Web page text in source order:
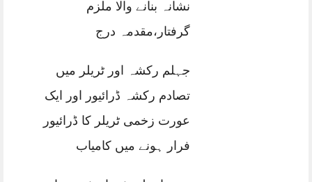
نشانہ بنانے والا ملزم
گرفتار،مقدمہ درج
جہلم رکشہ اور ٹریلر میں
تصادم رکشہ ڈرائیور اور ایک
عورت زخمی ٹریلر کا ڈرائیور
فرار ہونے میں کامیاب